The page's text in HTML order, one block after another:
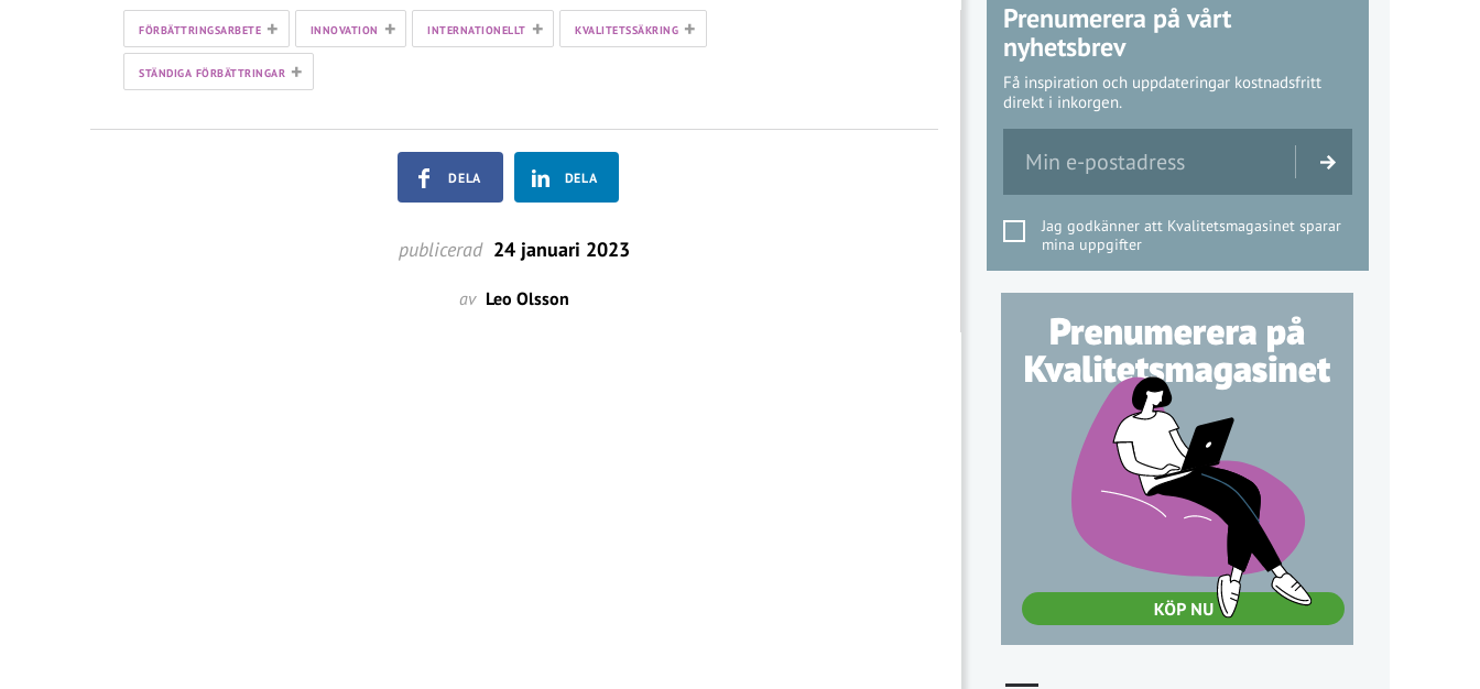
FÖRBÄTTRINGSARBETE + INNOVATION + INTERNATIONELLT + KVALITETSSÄKRING +
STÄNDIGA FÖRBÄTTRINGAR +
DELA DELA
publicerad 24 januari 2023
av Leo Olsson
Prenumerera på vårt
nyhetsbrev
Få inspiration och uppdateringar kostnadsfritt
direkt i inkorgen.
Jag godkänner att Kvalitetsmagasinet sparar
mina uppgifter